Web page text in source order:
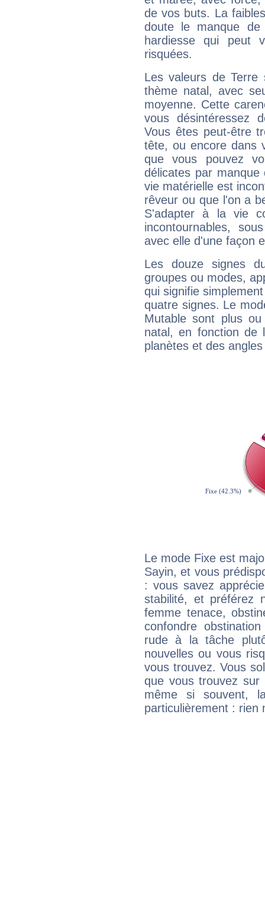
de vos buts. La
doute le manque
hardiesse qui peut
risquées.
Les valeurs de Terre
thème natal, avec
moyenne. Cette
vous désintéressez
Vous êtes peut-être
tête, ou encore dans
que vous pouvez
délicates par
vie matérielle est
rêveur ou que l'on a
S'adapter à la vie
incontournables,
avec elle d'une façon
Les douze signes
groupes ou modes,
qui signifie
quatre signes. Le
Mutable sont plus
natal, en fonction de
planètes et des
Le mode Fixe est
Sayin, et vous
: vous savez
stabilité, et préférez
femme tenace,
confondre
rude à la tâche
nouvelles ou vous
vous trouvez. Vous
que vous trouvez
même si souvent,
particulièrement : rien